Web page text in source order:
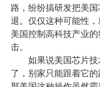
路，纷纷搞研发把美
退。仅仅这种可能性
美国控制高科技产业
击。
如果说美国芯片
了，别家只能跟着它